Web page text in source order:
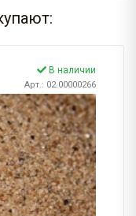
В наличии
Арт.: 02.00000266